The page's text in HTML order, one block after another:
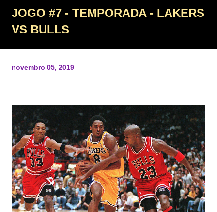
JOGO #7 - TEMPORADA - LAKERS
VS BULLS
novembro 05, 2019